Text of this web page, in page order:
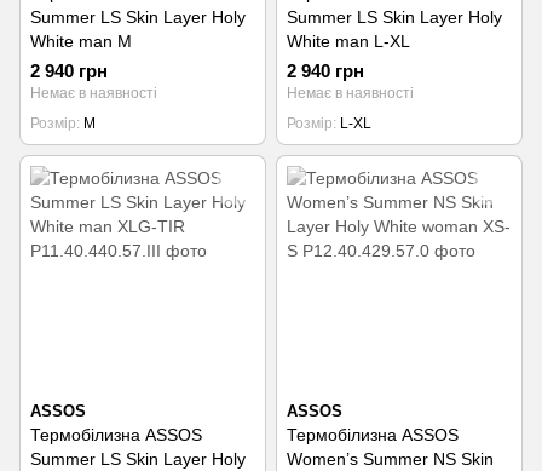
Summer LS Skin Layer Holy
White man M
2 940 грн
Немає в наявності
Розмір
M
Summer LS Skin Layer Holy
White man L-XL
2 940 грн
Немає в наявності
Розмір
L-XL
ASSOS
Термобілизна ASSOS
Summer LS Skin Layer Holy
ASSOS
Термобілизна ASSOS
Women’s Summer NS Skin